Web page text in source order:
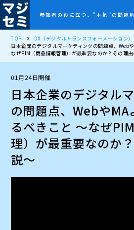
参加者の役に立つ、”本気”の問題
TOP
DX（デジタルトランスフォーメーション）
日本企業のデジタルマーケティングの問題点、Web
なぜPIM（商品情報管理）が最重要なのか？その理
01月24日開催
日本企業のデジタル
の問題点、WebやMA
るべきこと ～なぜ
理）が最重要なのか
説～